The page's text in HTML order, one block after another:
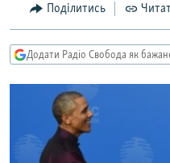
навігації
Перейти
до
ЕКОНОМІКА
КУЛЬТУРА
СПОРТ
УКРАЇНА
СВІТ
РОСІЙСЬКА
КРИМ.РЕАЛІЇ
ТИ ЯК?
СХЕМИ
КИТАЙ.ВИКЛИКИ
Поділитись
Додати Радіо Свобода як